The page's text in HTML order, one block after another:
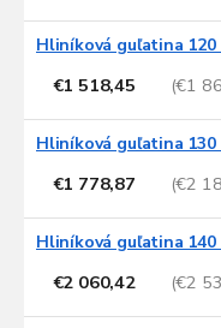
Hliníková guľatina 120
€1 518,45 (€1
Hliníková guľatina 130
€1 778,87 (€2
Hliníková guľatina 140
€2 060,42 (€2